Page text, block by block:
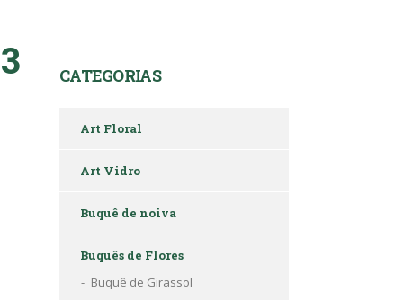
CATEGORIAS
Art Floral
Art Vidro
Buquê de noiva
Buquês de Flores
Buquê de Girassol